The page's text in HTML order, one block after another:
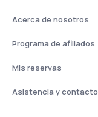
Acerca de nosotros
Programa de afiliados
Mis reservas
Asistencia y contacto